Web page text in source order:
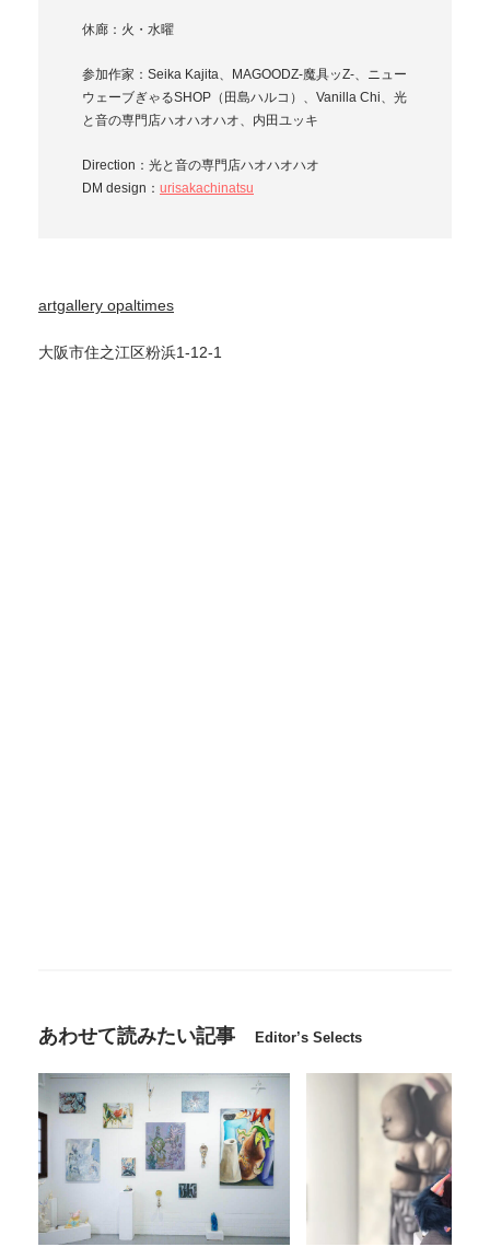
休廊：火・水曜
参加作家：Seika Kajita、MAGOODZ-魔具ッZ-、ニュー
ウェーブぎゃるSHOP（田島ハルコ）、Vanilla Chi、光
と音の専門店ハオハオハオ、内田ユッキ
Direction：光と音の専門店ハオハオハオ
DM design： urisakachinatsu
artgallery opaltimes
大阪市住之江区粉浜1-12-1
あわせて読みたい記事 Editor’s Selects